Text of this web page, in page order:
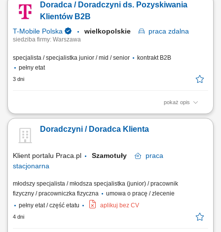
wsparciu opiekuna wdrożenia i zespołu, Aktywna sprzedaż i doradztwo:
będziesz sprzedawać i doradzać klientom w wyborze najlepszych
Doradca / Doradczyni ds. Pozyskiwania
Klientów B2B
T-Mobile Polska wielkopolskie praca zdalna
siedziba firmy: Warszawa
specjalista / specjalistka junior / mid / senior
kontrakt B2B
pełny etat
3 dni
pokaż opis
Zadania, które na Ciebie czekają: Aktywne pozyskiwanie nowych
odpowiedzialnych za decyzje zakupowe; Prowadzenie rozmów
handlowych, spotkań oraz negocjacji z klientami; Identyfikacja potrzeb
Doradczyni / Doradca Klienta
Klient portalu Praca.pl Szamotuły
praca
stacjonarna
młodszy specjalista / młodsza specjalistka (junior) / pracownik
fizyczny / pracowniczka fizyczna
umowa o pracę / zlecenie
pełny etat / część etatu
aplikuj bez CV
4 dni